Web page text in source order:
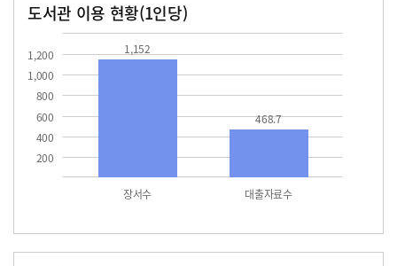
도서관 이용 현황(1인당)
200
400
600
800
1,000
1,200
장서수 대출자료수
1,152
468.7